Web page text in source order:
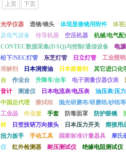
上页 下页
光学仪器 透镜/镜头 体现显微镜用附件
体视
及电气设备
传导机器 空压机器
机械/电气配
CONTEC数据采集(DAQ)与控制/通信设备
电
松下/NEC灯管
东芝灯管 日立灯管
工业照
溶解剂
日本润滑油 日本接着剂
其它进口化
台
作业台 升降车/台车 电子测量仪器仪表
音计
测速仪 日本电流表/电压表
油压表/压
中国总代理
擦拭纸
抛光研磨布/研磨纸/砂纸等
工业品
作业服 手套 防毒面罩 防护眼镜
材
日笠技研万向接头 日本压力开关
熔接用
扭力扳手
手动工具 国家标准计量器具
摩氏
仪
红外检测器 耐压测试仪 绝缘电阻测试仪